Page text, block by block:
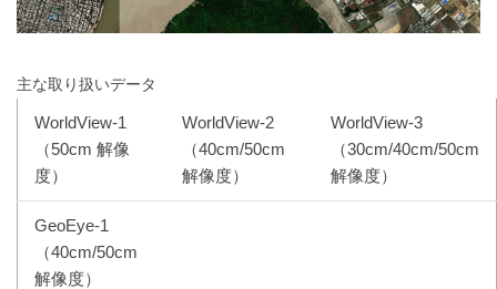
主な取り扱いデータ
WorldView-1
（50cm 解像
度）
WorldView-2
（40cm/50cm
解像度）
WorldView-3
（30cm/40cm/50cm
解像度）
GeoEye-1
（40cm/50cm
解像度）